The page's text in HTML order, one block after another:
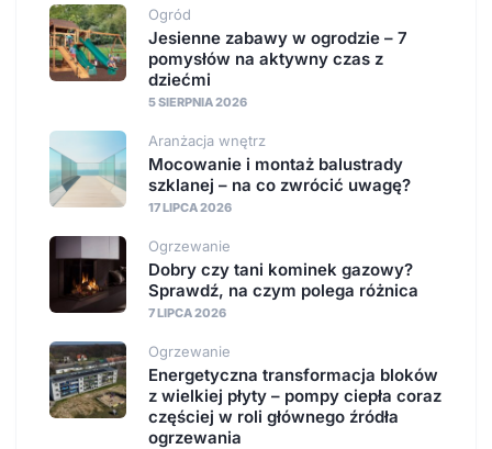
Ogród
Jesienne zabawy w ogrodzie – 7
pomysłów na aktywny czas z
dziećmi
5 SIERPNIA 2026
Aranżacja wnętrz
Mocowanie i montaż balustrady
szklanej – na co zwrócić uwagę?
17 LIPCA 2026
Ogrzewanie
Dobry czy tani kominek gazowy?
Sprawdź, na czym polega różnica
7 LIPCA 2026
Ogrzewanie
Energetyczna transformacja bloków
z wielkiej płyty – pompy ciepła coraz
częściej w roli głównego źródła
ogrzewania